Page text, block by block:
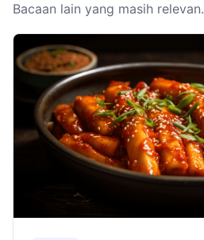
Bacaan lain yang masih relevan.